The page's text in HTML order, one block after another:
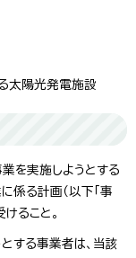
太陽光発電施設
を実施しようとする
係る計画（以下「事
ること。
する事業者は、当該